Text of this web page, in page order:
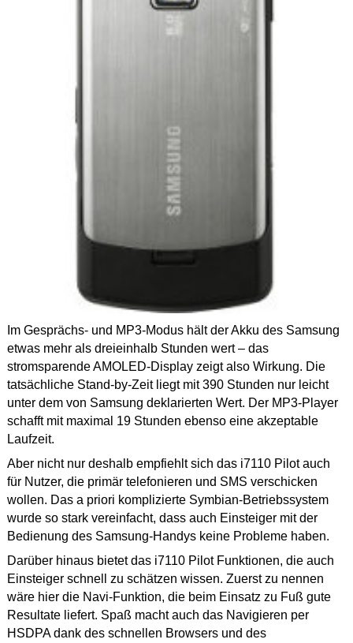
Im Gesprächs- und MP3-Modus hält der Akku des Samsung
etwas mehr als dreieinhalb Stunden wert – das
stromsparende AMOLED-Display zeigt also Wirkung. Die
tatsächliche Stand-by-Zeit liegt mit 390 Stunden nur leicht
unter dem von Samsung deklarierten Wert. Der MP3-Player
schafft mit maximal 19 Stunden ebenso eine akzeptable
Laufzeit.
Aber nicht nur deshalb empfiehlt sich das i7110 Pilot auch
für Nutzer, die primär telefonieren und SMS verschicken
wollen. Das a priori komplizierte Symbian-Betriebssystem
wurde so stark vereinfacht, dass auch Einsteiger mit der
Bedienung des Samsung-Handys keine Probleme haben.
Darüber hinaus bietet das i7110 Pilot Funktionen, die auch
Einsteiger schnell zu schätzen wissen. Zuerst zu nennen
wäre hier die Navi-Funktion, die beim Einsatz zu Fuß gute
Resultate liefert. Spaß macht auch das Navigieren per
HSDPA dank des schnellen Browsers und des